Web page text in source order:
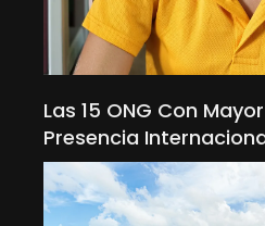
Las 15 ONG Con
Presencia